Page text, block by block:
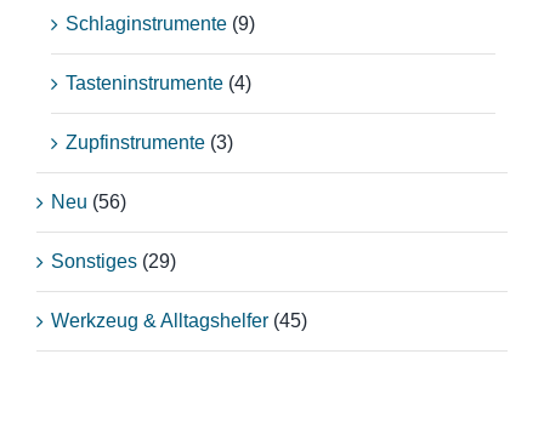
Schlaginstrumente (9)
Tasteninstrumente (4)
Zupfinstrumente (3)
Neu (56)
Sonstiges (29)
Werkzeug & Alltagshelfer (45)